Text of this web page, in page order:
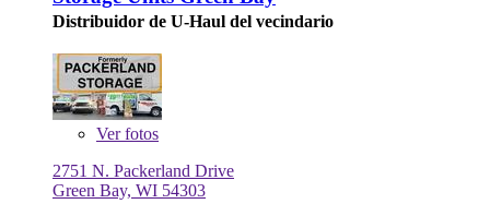
Distribuidor de U-Haul del vecindario
Verfotos
2751 N. Packerland Drive
Green Bay, WI 54303